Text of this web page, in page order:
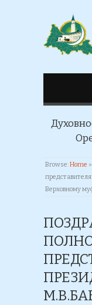
Browse:Home »
Верховному